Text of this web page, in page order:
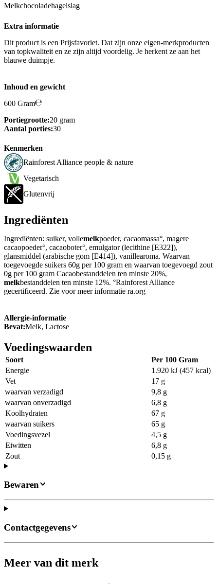
Melkchocoladehagelslag
Extra informatie
Dit product is een Prijsfavoriet. Dat zijn onze eigen-merkproducten
van topkwaliteit en ze zijn altijd voordelig. Je herkent ze aan het
blauwe duimpje.
Inhoud en gewicht
600 Gram
Portiegrootte:20 gram
Aantal porties:30
Kenmerken
Rainforest Alliance people & nature
Vegetarisch
Glutenvrij
Ingrediënten
Ingrediënten: suiker, vollemelkpoeder, cacaomassa°, magere
cacaopoeder°, cacaoboter°, emulgator (lecithine [E322]),
glansmiddel (arabische gom [E414]), vanillearoma. Waarvan
toegevoegde suikers 60g per 100 gram en waarvan toegevoegd zout
0g per 100 gram Cacaobestanddelen ten minste 20%,
melkbestanddelen ten minste 12%. °Rainforest Alliance
gecertificeerd. Zie voor meer informatie ra.org
Allergie-informatie
Bevat:Melk, Lactose
Voedingswaarden
Soort
Per 100 Gram
Energie
1.920 kJ (457 kcal)
Vet
17 g
waarvan verzadigd
9,8 g
waarvan onverzadigd
6,8 g
Koolhydraten
67 g
waarvan suikers
65 g
Voedingsvezel
4,5 g
Eiwitten
6,8 g
Zout
0,15 g
Bewaren
Contactgegevens
Meer van dit merk